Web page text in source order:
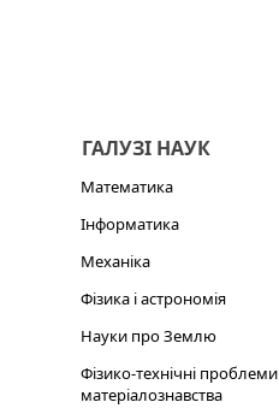
ГАЛУЗІ НАУК
Математика
Інформатика
Механіка
Фізика і астрономія
Науки про Землю
Фізико-технічні проблеми
матеріалознавства